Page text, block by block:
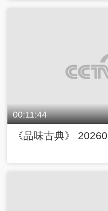
00:11:44
《品味古典》